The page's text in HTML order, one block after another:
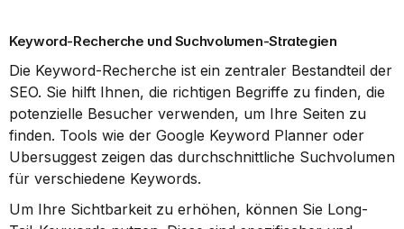
Keyword-Recherche und Suchvolumen-Strategien
Die Keyword-Recherche ist ein zentraler Bestandteil der
SEO. Sie hilft Ihnen, die richtigen Begriffe zu finden, die
potenzielle Besucher verwenden, um Ihre Seiten zu
finden. Tools wie der Google Keyword Planner oder
Ubersuggest zeigen das durchschnittliche Suchvolumen
für verschiedene Keywords.
Um Ihre Sichtbarkeit zu erhöhen, können Sie Long-